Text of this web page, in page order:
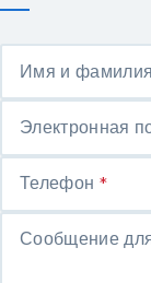
Имя и
Электронная
Телефон *
Сообщение